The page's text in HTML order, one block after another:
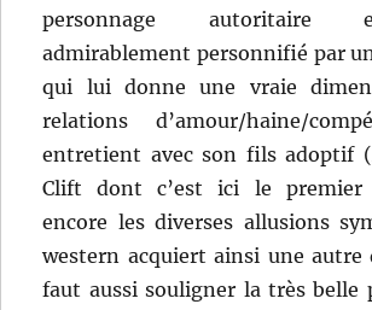
personnage autoritaire
admirablement personnifié par
qui lui donne une vraie
relations d’amour/haine/
entretient avec son fils adoptif
Clift dont c’est ici le
encore les diverses allusions
western acquiert ainsi une autre
faut aussi souligner la très belle